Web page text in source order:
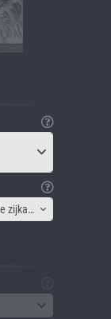
Canvas lijst - Afbeelding gespiegeld aan de zijkant